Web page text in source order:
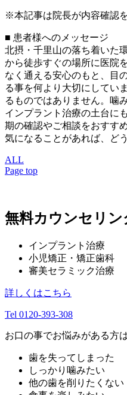
※本記事は院長が内容確認
■ 患者様へのメッセージ
北摂・千里山の落ち着いた
から徒歩すぐの場所に医院
なく通える安心のもと、目
る事を何より大切にしてい
るものではありません。噛
インプラント治療の土台に
期の確認やご相談をおすす
気になることがあれば、ど
ALL
Page top
無料カウンセリン
インプラント治療
小児矯正・矯正歯科
審美セラミック治療
詳しくはこちら
Tel 0120-393-308
お口の事でお悩みがある方
歯を失ってしまった
しっかり噛みたい
他の歯を削りたくない